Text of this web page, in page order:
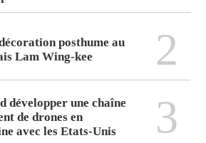
posthume au
Lam Wing-kee
2
développer une chaîne
de drones en
avec les Etats-Unis
3